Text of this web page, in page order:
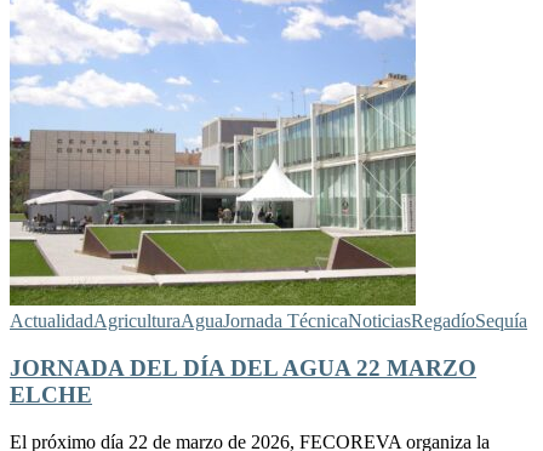
ActualidadAgriculturaAguaJornada TécnicaNoticiasRegadíoSequía
JORNADA DEL DÍA DEL AGUA 22 MARZO
ELCHE
El próximo día 22 de marzo de 2026, FECOREVA organiza la